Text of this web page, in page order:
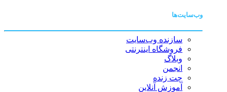
وب‌سایت‌ها
سازنده وب‌سایت
فروشگاه اینترنتی
وبلاگ
انجمن
چت زنده
آموزش آنلاین